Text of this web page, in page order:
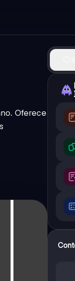
Oferece